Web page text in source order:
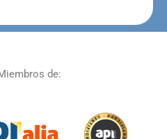
de: